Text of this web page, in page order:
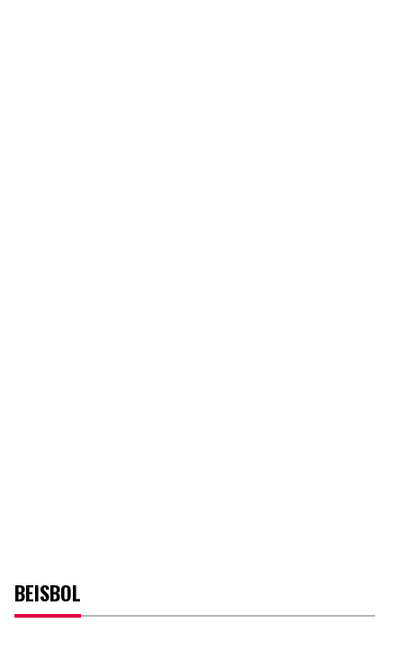
BEISBOL